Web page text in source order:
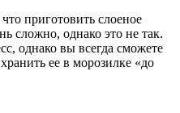
приготовить слоеное
сложно, однако это не так.
однако вы всегда сможете
ее в морозилке «до